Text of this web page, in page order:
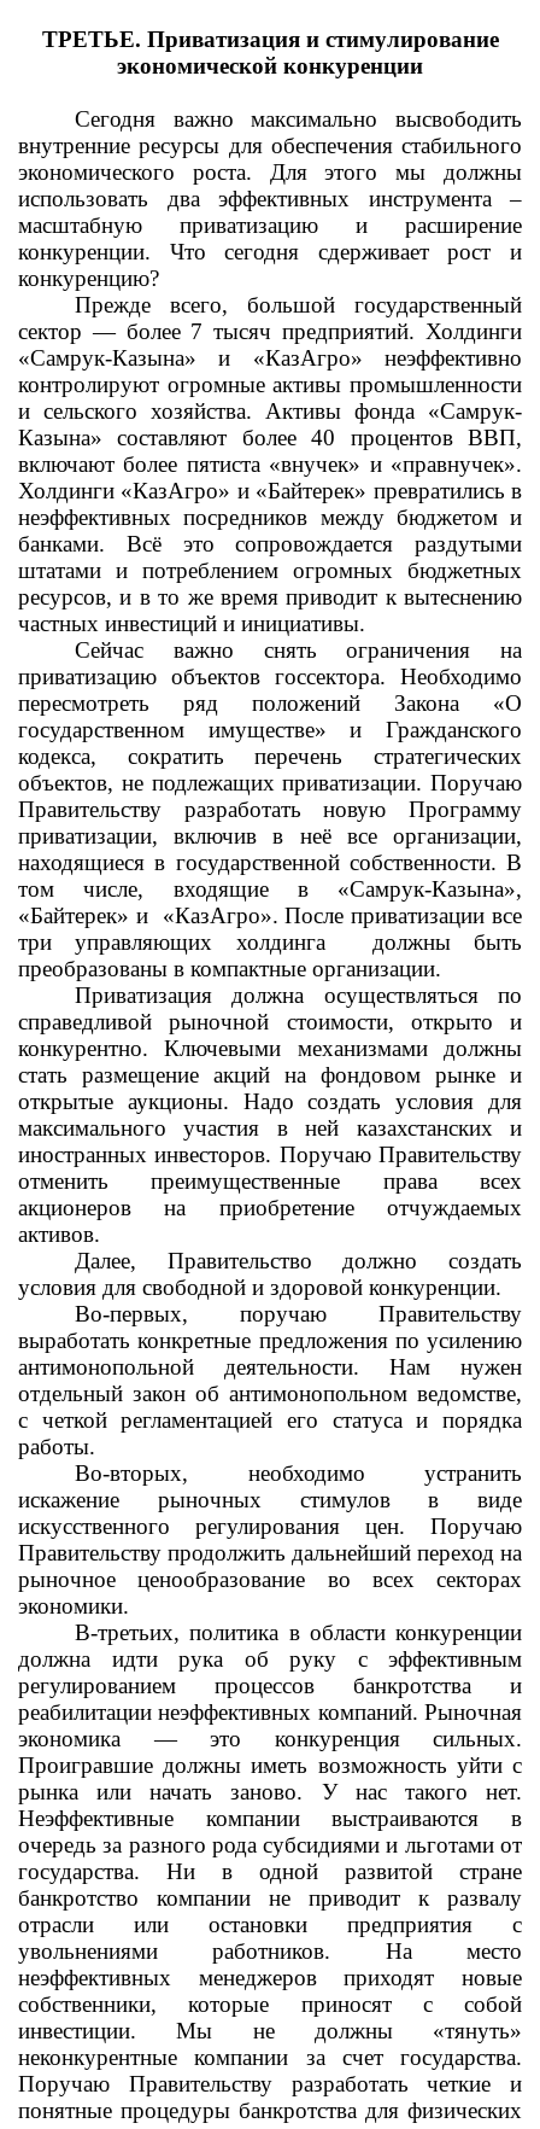
ТРЕТЬЕ. Приватизация и стимулирование
экономической конкуренции
Сегодня важно максимально высвободить
внутренние ресурсы для обеспечения стабильного
экономического роста. Для этого мы должны
использовать два эффективных инструмента –
масштабную приватизацию и расширение
конкуренции. Что сегодня сдерживает рост и
конкуренцию?
Прежде всего, большой государственный
сектор — более 7 тысяч предприятий. Холдинги
«Самрук-Казына» и «КазАгро» неэффективно
контролируют огромные активы промышленности
и сельского хозяйства. Активы фонда «Самрук-
Казына» составляют более 40 процентов ВВП,
включают более пятиста «внучек» и «правнучек».
Холдинги «КазАгро» и «Байтерек» превратились в
неэффективных посредников между бюджетом и
банками. Всё это сопровождается раздутыми
штатами и потреблением огромных бюджетных
ресурсов, и в то же время приводит к вытеснению
частных инвестиций и инициативы.
Сейчас важно снять ограничения на
приватизацию объектов госсектора. Необходимо
пересмотреть ряд положений Закона «О
государственном имуществе» и Гражданского
кодекса, сократить перечень стратегических
объектов, не подлежащих приватизации. Поручаю
Правительству разработать новую Программу
приватизации, включив в неё все организации,
находящиеся в государственной собственности. В
том числе, входящие в «Самрук-Казына»,
«Байтерек» и
«КазАгро». После приватизации все
три управляющих холдинга
должны быть
преобразованы в компактные организации.
Приватизация должна осуществляться по
справедливой рыночной стоимости, открыто и
конкурентно. Ключевыми механизмами должны
стать размещение акций на фондовом рынке и
открытые аукционы. Надо создать условия для
максимального участия в ней казахстанских и
иностранных инвесторов. Поручаю Правительству
отменить преимущественные права всех
акционеров на приобретение отчуждаемых
активов.
Далее, Правительство должно создать
условия для свободной и здоровой конкуренции.
Во-первых, поручаю Правительству
выработать конкретные предложения по усилению
антимонопольной деятельности. Нам нужен
отдельный закон об антимонопольном ведомстве,
с четкой регламентацией его статуса и порядка
работы.
Во-вторых, необходимо устранить
искажение рыночных стимулов в виде
искусственного регулирования цен. Поручаю
Правительству продолжить дальнейший переход на
рыночное ценообразование во всех секторах
экономики.
В-третьих, политика в области конкуренции
должна идти рука об руку с эффективным
регулированием процессов банкротства и
реабилитации неэффективных компаний. Рыночная
экономика — это конкуренция сильных.
Проигравшие должны иметь возможность уйти с
рынка или начать заново. У нас такого нет.
Неэффективные компании выстраиваются в
очередь за разного рода субсидиями и льготами от
государства. Ни в одной развитой стране
банкротство компании не приводит к развалу
отрасли или остановки предприятия с
увольнениями работников. На место
неэффективных менеджеров приходят новые
собственники, которые приносят с собой
инвестиции. Мы не должны «тянуть»
неконкурентные компании за счет государства.
Поручаю Правительству разработать четкие и
понятные процедуры банкротства для физических